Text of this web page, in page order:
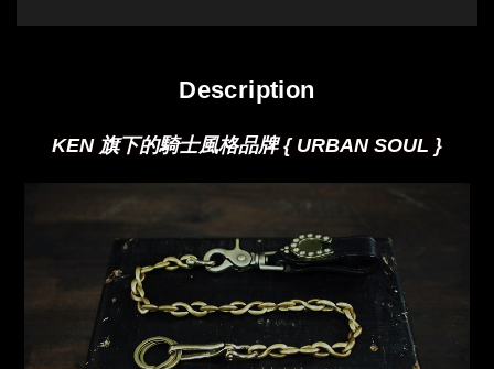
Description
KEN 旗下的騎士風格品牌 { URBAN SOUL }